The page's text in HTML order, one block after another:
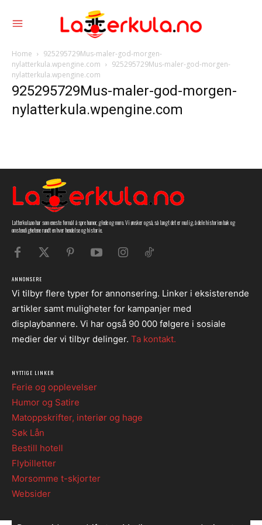
Home
925295729Mus-maler-god-morgen-
nylatterkula.wpengine.com
925295729Mus-maler-god-morgen-
nylatterkula.wpengine.com
925295729Mus-maler-god-morgen-
nylatterkula.wpengine.com
Latterkula.no har som eneste formål å spre humor, glede og moro. Vi ønsker også, så langt det er mulig, å dele historien bak og
omstendighetene rundt en hver hendelse og historie.
ANNONSERE
Vi tilbyr flere typer for annonsering. Linker i eksisterende
artikler samt muligheter for kampanjer med
displaybannere. Vi har også 90 000 følgere i sosiale
medier der vi tilbyr delinger. Ta kontakt.
NYTTIGE LINKER
Ferie og opplevelser
Humor og Satire
Matoppskrifter, interiør og hage
Søk Lån
Bestill hotell
Flybilletter
Morsomme t-skjorter
Websider